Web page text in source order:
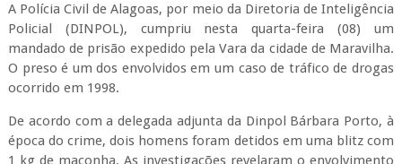
A Polícia Civil de Alagoas, por meio da Diretoria de Inteligência
Policial (DINPOL), cumpriu nesta quarta-feira (08) um
mandado de prisão expedido pela Vara da cidade de Maravilha.
O preso é um dos envolvidos em um caso de tráfico de drogas
ocorrido em 1998.
De acordo com a delegada adjunta da Dinpol Bárbara Porto, à
época do crime, dois homens foram detidos em uma blitz com
1 kg de maconha. As investigações revelaram o envolvimento